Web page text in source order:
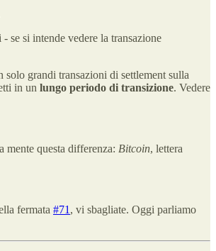
se si intende vedere la transazione
grandi transazioni di settlement sulla
in un lungo periodo di transizione. Vedere
mente questa differenza: Bitcoin, lettera
fermata #71 , vi sbagliate. Oggi parliamo